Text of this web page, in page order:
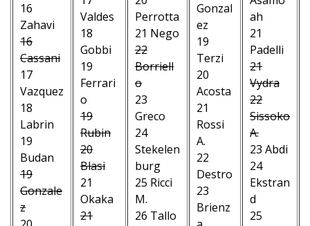
16
Zahavi
16
Cassani
17
Vazquez
18
Labrin
19
Budan
19
Gonzale
z
Valdes
18
Gobbi
19
Ferrari
o
19
Rubin
20
Blasi
21
Okaka
21
Perrotta
21 Nego
22
Borriell
o
23
Greco
24
Stekelen
burg
25 Ricci
M.
26 Tallo
Gonzal
ez
19
Terzi
20
Acosta
21
Rossi
A.
22
Destro
23
Brienz
ah
21
Padelli
21
Vydra
22
Sissoko
A.
23 Abdi
24
Ekstran
d
25